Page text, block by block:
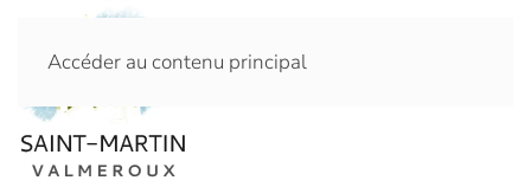
Accéder au contenu principal